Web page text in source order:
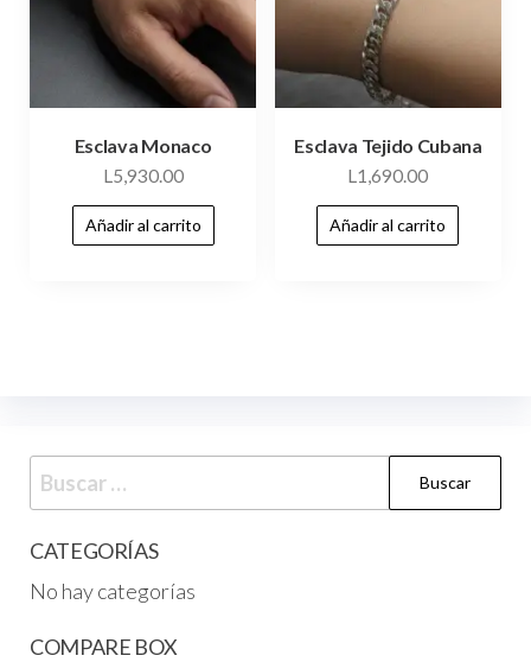
Esclava Monaco
L5,930.00
Añadir al carrito
Esclava Tejido Cubana
L1,690.00
Añadir al carrito
CATEGORÍAS
No hay categorías
COMPARE BOX